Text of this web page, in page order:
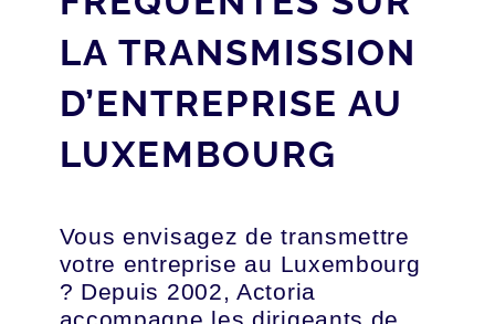
LA TRANSMISSION
D’ENTREPRISE AU
LUXEMBOURG
Vous envisagez de transmettre
votre entreprise au Luxembourg
? Depuis 2002, Actoria
accompagne les dirigeants de